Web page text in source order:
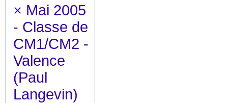
× Mai 2005
- Classe de
CM1/CM2 -
Valence
(Paul
Langevin)